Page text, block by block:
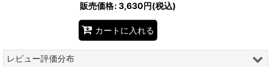
販売価格:3,630円(税込)
カートに入れる
レビュー評価分布